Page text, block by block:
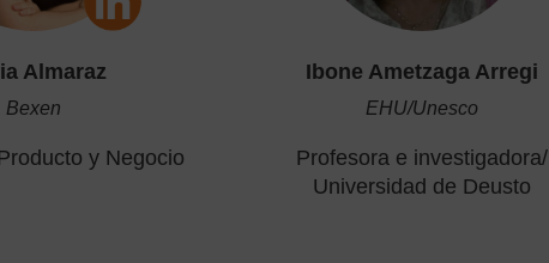
Almaraz
Bexen
y Negocio
Ibone Ametzaga Arregi
EHU/Unesco
Profesora e investigadora/
Universidad de Deusto